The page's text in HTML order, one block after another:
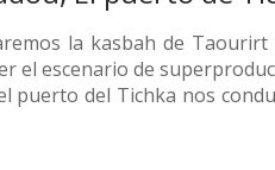
la kasbah de
el escenario de
puerto del Tichka nos